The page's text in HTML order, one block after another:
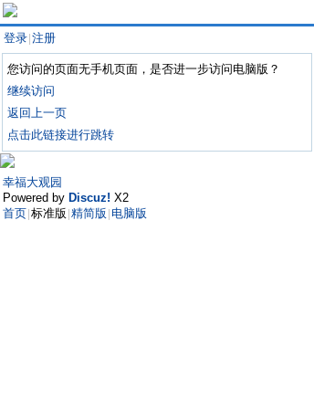
登录 注册
您访问的页面无手机页面，是否进一步访问电脑版？
继续访问
返回上一页
点击此链接进行跳转
幸福大观园
Powered by Discuz! X2
首页 标准版 精简版 电脑版